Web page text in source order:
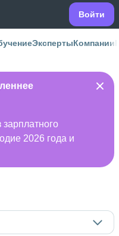
Войти
ЭкспертыКомпании
2026 года и